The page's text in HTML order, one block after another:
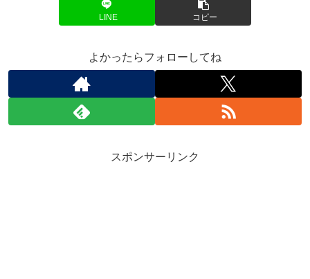
LINE コピー
よかったらフォローしてね
スポンサーリンク